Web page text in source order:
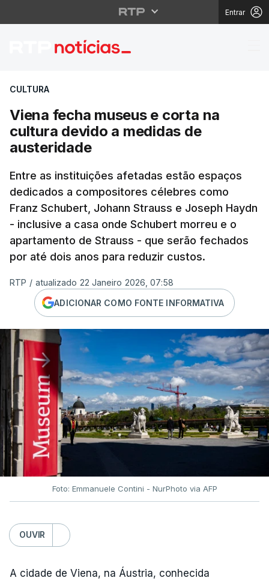
Entrar
Viena fecha museus
CULTURA
Viena fecha museus e corta na
cultura devido a medidas de
austeridade
Entre as instituições afetadas estão espaços
dedicados a compositores célebres como
Franz Schubert, Johann Strauss e Joseph Haydn
- inclusive a casa onde Schubert morreu e o
apartamento de Strauss - que serão fechados
por até dois anos para reduzir custos.
RTP / atualizado 22 Janeiro 2026, 07:58
ADICIONAR COMO FONTE INFORMATIVA
Foto: Emmanuele Contini - NurPhoto via AFP
OUVIR
A cidade de Viena, na Áustria, conhecida